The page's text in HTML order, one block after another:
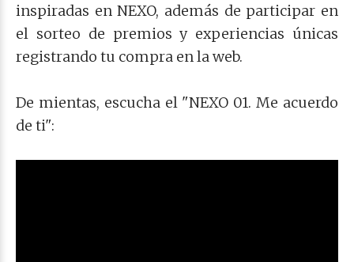
inspiradas en NEXO, además de participar en
el sorteo de premios y experiencias únicas
registrando tu compra en la web.
De mientas, escucha el "NEXO 01. Me acuerdo
de ti":